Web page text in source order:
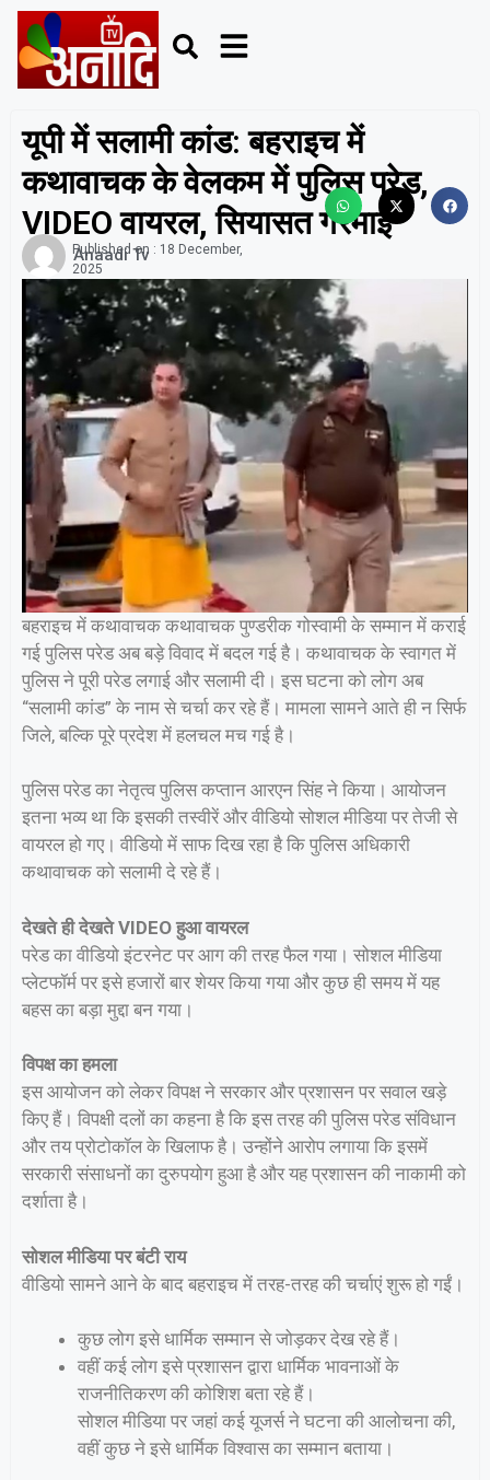
यूपी में सलामी कांड: बहराइच में
कथावाचक के वेलकम में पुलिस परेड,
VIDEO वायरल, सियासत गरमाई
Anaadi Tv
Published on : 18 December,
2025
बहराइच में कथावाचक कथावाचक पुण्डरीक गोस्वामी के सम्मान में कराई
गई पुलिस परेड अब बड़े विवाद में बदल गई है। कथावाचक के स्वागत में
पुलिस ने पूरी परेड लगाई और सलामी दी। इस घटना को लोग अब
“सलामी कांड” के नाम से चर्चा कर रहे हैं। मामला सामने आते ही न सिर्फ
जिले, बल्कि पूरे प्रदेश में हलचल मच गई है।
पुलिस परेड का नेतृत्व पुलिस कप्तान आरएन सिंह ने किया। आयोजन
इतना भव्य था कि इसकी तस्वीरें और वीडियो सोशल मीडिया पर तेजी से
वायरल हो गए। वीडियो में साफ दिख रहा है कि पुलिस अधिकारी
कथावाचक को सलामी दे रहे हैं।
देखते ही देखते VIDEO हुआ वायरल
परेड का वीडियो इंटरनेट पर आग की तरह फैल गया। सोशल मीडिया
प्लेटफॉर्म पर इसे हजारों बार शेयर किया गया और कुछ ही समय में यह
बहस का बड़ा मुद्दा बन गया।
विपक्ष का हमला
इस आयोजन को लेकर विपक्ष ने सरकार और प्रशासन पर सवाल खड़े
किए हैं। विपक्षी दलों का कहना है कि इस तरह की पुलिस परेड संविधान
और तय प्रोटोकॉल के खिलाफ है। उन्होंने आरोप लगाया कि इसमें
सरकारी संसाधनों का दुरुपयोग हुआ है और यह प्रशासन की नाकामी को
दर्शाता है।
सोशल मीडिया पर बंटी राय
वीडियो सामने आने के बाद बहराइच में तरह-तरह की चर्चाएं शुरू हो गईं।
कुछ लोग इसे धार्मिक सम्मान से जोड़कर देख रहे हैं।
वहीं कई लोग इसे प्रशासन द्वारा धार्मिक भावनाओं के
राजनीतिकरण की कोशिश बता रहे हैं।
सोशल मीडिया पर जहां कई यूजर्स ने घटना की आलोचना की,
वहीं कुछ ने इसे धार्मिक विश्वास का सम्मान बताया।